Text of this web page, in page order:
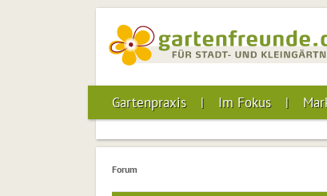
Gartenpraxis Im Fokus
Forum